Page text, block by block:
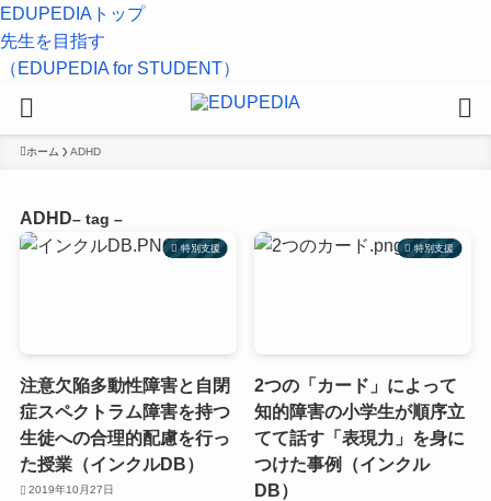
EDUPEDIAトップ
先生を目指す
（EDUPEDIA for STUDENT）
ホーム ADHD
ADHD– tag –
特別支援
注意欠陥多動性障害と自閉
症スペクトラム障害を持つ
生徒への合理的配慮を行っ
た授業（インクルDB）
2019年10月27日
特別支援
2つの「カード」によって
知的障害の小学生が順序立
てて話す「表現力」を身に
つけた事例（インクル
DB）